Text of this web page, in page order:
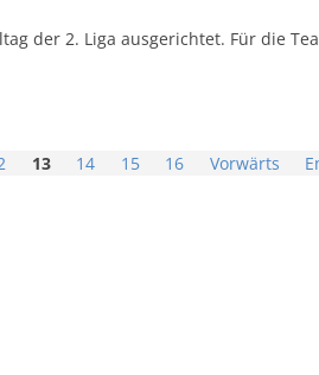
der 2. Liga ausgerichtet. Für die
13 14 15 16 Vorwärts